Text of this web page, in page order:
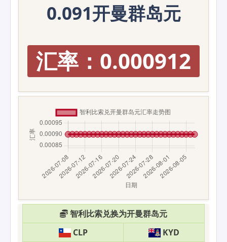
0.091开曼群岛元
汇率：0.000912
智利比索兑换为开曼群岛元
CLP
KYD